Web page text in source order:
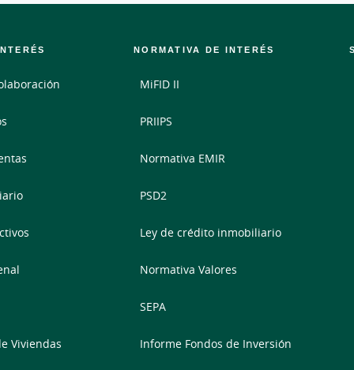
Viviendas
NORMATIVA DE INTERÉS
MiFID II
PRIIPS
Normativa EMIR
PSD2
Ley de crédito inmobiliario
Normativa Valores
SEPA
Informe Fondos de Inversión